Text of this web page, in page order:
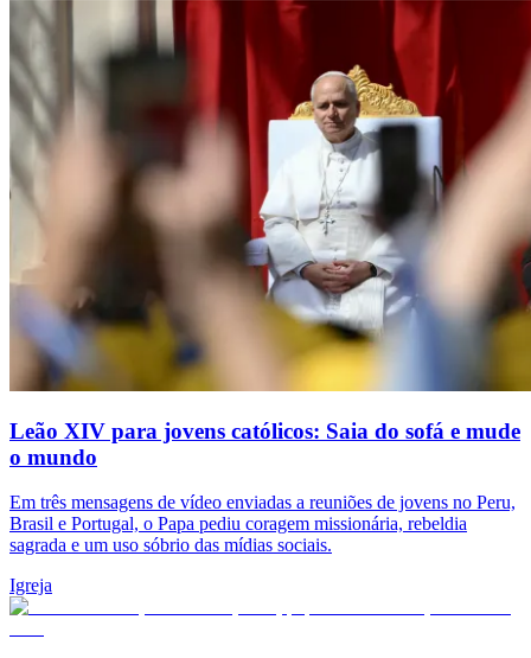
Leão XIV para jovens católicos: Saia do sofá e mude
o mundo
Em três mensagens de vídeo enviadas a reuniões de jovens no Peru,
Brasil e Portugal, o Papa pediu coragem missionária, rebeldia
sagrada e um uso sóbrio das mídias sociais.
Igreja